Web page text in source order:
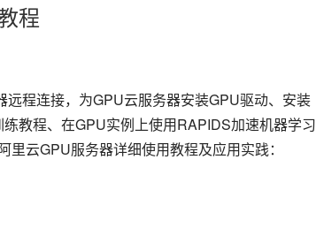
程
程连接，为GPU云服务器安装GPU驱动、安装
教程、在GPU实例上使用RAPIDS加速机器学习
云GPU服务器详细使用教程及应用实践：